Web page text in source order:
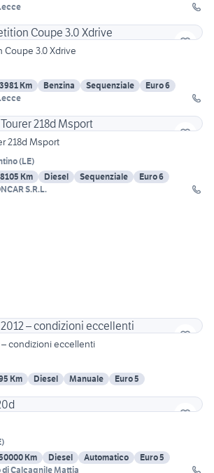
3.0 Xdrive
Km Benzina Sequenziale
Euro 6
218d Msport
(LE)
Km Diesel Sequenziale
Euro 6
S.R.L.
– condizioni eccellenti
Km Diesel Manuale
Euro 5
)
Km Diesel Automatico
Euro 5
di Calcagnile Mattia